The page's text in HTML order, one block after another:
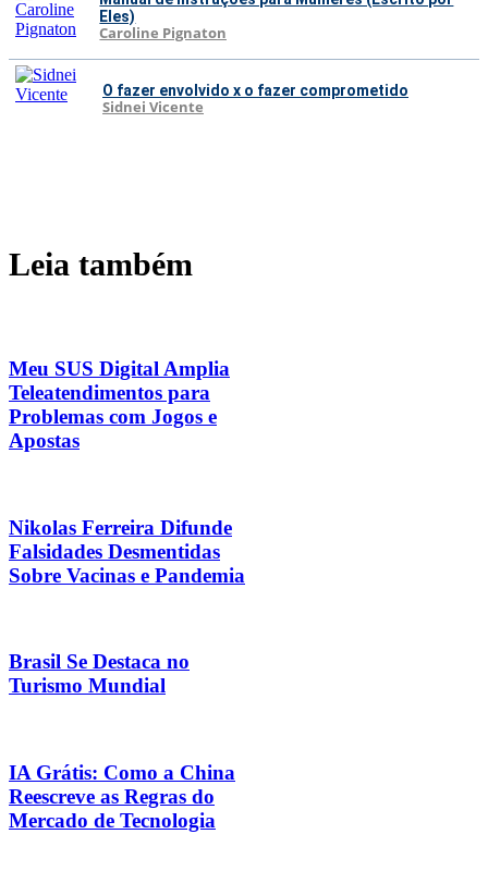
Eles)
Caroline Pignaton
O fazer envolvido x o fazer comprometido
Sidnei Vicente
Leia também
Meu SUS Digital Amplia
Teleatendimentos para
Problemas com Jogos e
Apostas
Nikolas Ferreira Difunde
Falsidades Desmentidas
Sobre Vacinas e Pandemia
Brasil Se Destaca no
Turismo Mundial
IA Grátis: Como a China
Reescreve as Regras do
Mercado de Tecnologia